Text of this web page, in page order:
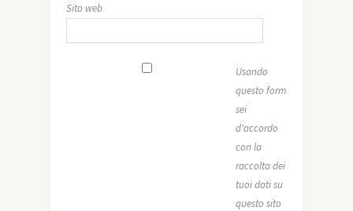
Sito web
Usando
questo form
sei
d'accordo
con la
raccolta dei
tuoi dati su
questo sito